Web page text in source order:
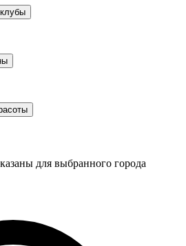
для выбранного города